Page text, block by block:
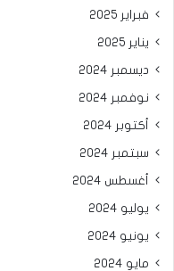
فبراير 2025
يناير 2025
ديسمبر 2024
نوفمبر 2024
أكتوبر 2024
سبتمبر 2024
أغسطس 2024
يوليو 2024
يونيو 2024
مايو 2024